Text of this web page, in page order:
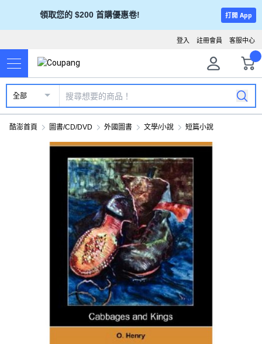
領取您的 $200 首購優惠卷! 打開 App
客服中心
註冊會員
登入
全部
酷澎首頁 圖書/CD/DVD 外國圖書 文學/小說 短篇小說